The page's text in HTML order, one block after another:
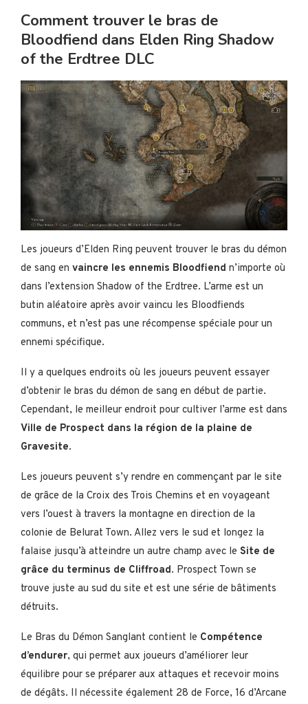
Comment trouver le bras de
Bloodfiend dans Elden Ring Shadow
of the Erdtree DLC
Les joueurs d’Elden Ring peuvent trouver le bras du démon
de sang en vaincre les ennemis Bloodfiend n’importe où
dans l’extension Shadow of the Erdtree. L’arme est un
butin aléatoire après avoir vaincu les Bloodfiends
communs, et n’est pas une récompense spéciale pour un
ennemi spécifique.
Il y a quelques endroits où les joueurs peuvent essayer
d’obtenir le bras du démon de sang en début de partie.
Cependant, le meilleur endroit pour cultiver l’arme est dans
Ville de Prospect dans la région de la plaine de
Gravesite.
Les joueurs peuvent s’y rendre en commençant par le site
de grâce de la Croix des Trois Chemins et en voyageant
vers l’ouest à travers la montagne en direction de la
colonie de Belurat Town. Allez vers le sud et longez la
falaise jusqu’à atteindre un autre champ avec le Site de
grâce du terminus de Cliffroad. Prospect Town se
trouve juste au sud du site et est une série de bâtiments
détruits.
Le Bras du Démon Sanglant contient le Compétence
d’endurer, qui permet aux joueurs d’améliorer leur
équilibre pour se préparer aux attaques et recevoir moins
de dégâts. Il nécessite également 28 de Force, 16 d’Arcane